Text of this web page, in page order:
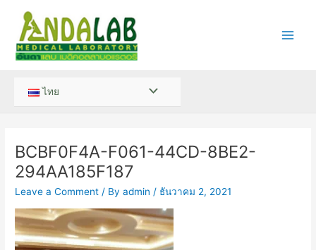
content
ไทย Menu
BCBF0F4A-F061-44CD-8BE2-
294AA185F187
Leave a Comment / Byadmin / ธันวาคม 2, 2021